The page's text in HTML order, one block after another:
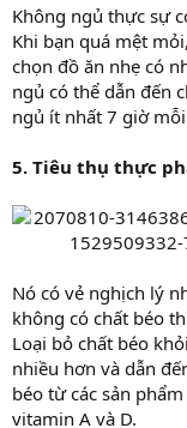
Không ngủ thực sự
Khi bạn quá mệt
chọn đồ ăn nhẹ có
ngủ có thể dẫn đến
ngủ ít nhất 7 giờ
5. Tiêu thụ thực
Nó có vẻ nghịch lý
không có chất béo
Loại bỏ chất béo
nhiều hơn và dẫn
béo từ các sản
vitamin A và D.